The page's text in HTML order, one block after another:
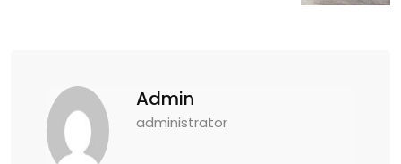
Admin
administrator